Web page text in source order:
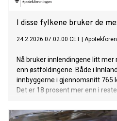
I disse fylkene bruker de
24.2.2026 07:02:00 CET
Nå bruker innlendingene litt
enn østfoldingene. Både i
innbyggerne i gjennomsnitt 765
Det er 18 prosent mer enn i